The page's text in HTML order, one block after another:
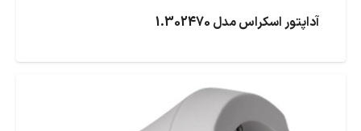
آداپتور اسکراس مدل 1.302470